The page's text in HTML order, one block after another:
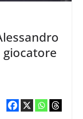
giocatore